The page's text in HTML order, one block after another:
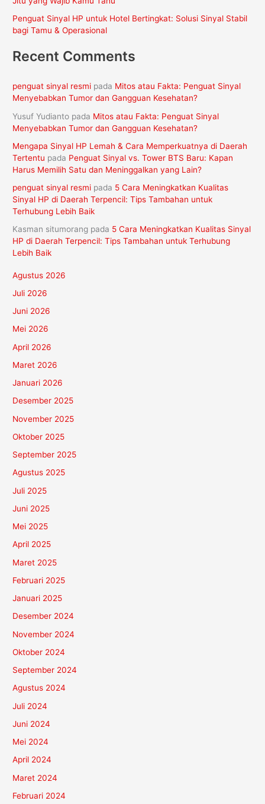
Penguat Sinyal HP untuk Hotel Bertingkat: Solusi Sinyal Stabil
bagi Tamu & Operasional
Recent Comments
penguat sinyal resmi pada Mitos atau Fakta: Penguat Sinyal
Menyebabkan Tumor dan Gangguan Kesehatan?
Yusuf Yudianto pada Mitos atau Fakta: Penguat Sinyal
Menyebabkan Tumor dan Gangguan Kesehatan?
Mengapa Sinyal HP Lemah & Cara Memperkuatnya di Daerah
Tertentu pada Penguat Sinyal vs. Tower BTS Baru: Kapan
Harus Memilih Satu dan Meninggalkan yang Lain?
penguat sinyal resmi pada 5 Cara Meningkatkan Kualitas
Sinyal HP di Daerah Terpencil: Tips Tambahan untuk
Terhubung Lebih Baik
Kasman situmorang pada 5 Cara Meningkatkan Kualitas Sinyal
HP di Daerah Terpencil: Tips Tambahan untuk Terhubung
Lebih Baik
Agustus 2026
Juli 2026
Juni 2026
Mei 2026
April 2026
Maret 2026
Januari 2026
Desember 2025
November 2025
Oktober 2025
September 2025
Agustus 2025
Juli 2025
Juni 2025
Mei 2025
April 2025
Maret 2025
Februari 2025
Januari 2025
Desember 2024
November 2024
Oktober 2024
September 2024
Agustus 2024
Juli 2024
Juni 2024
Mei 2024
April 2024
Maret 2024
Februari 2024